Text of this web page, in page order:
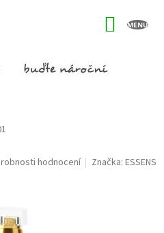
hodnocení Značka:ESSENS